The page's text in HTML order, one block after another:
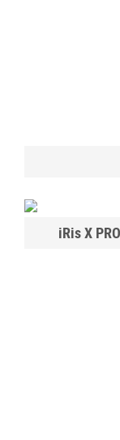
iRis X